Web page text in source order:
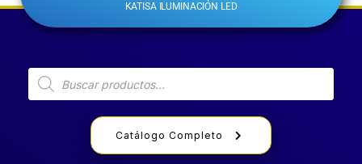
KATISA ILUMINACIÓN LED
Catálogo Completo